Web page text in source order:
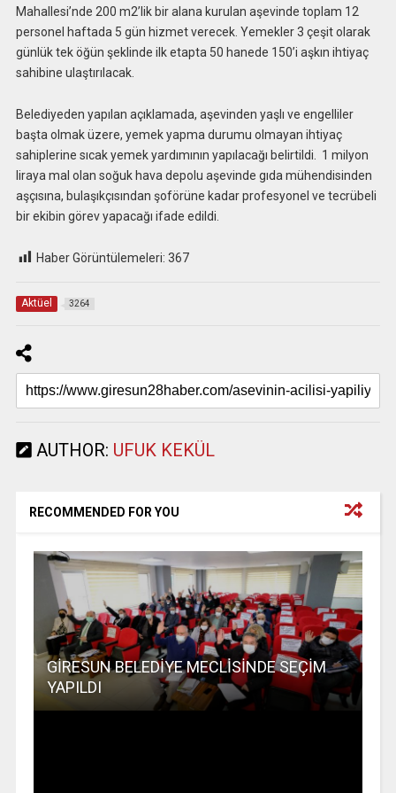
Mahallesi’nde 200 m2’lik bir alana kurulan aşevinde toplam 12
personel haftada 5 gün hizmet verecek. Yemekler 3 çeşit olarak
günlük tek öğün şeklinde ilk etapta 50 hanede 150’i aşkın ihtiyaç
sahibine ulaştırılacak.
Belediyeden yapılan açıklamada, aşevinden yaşlı ve engelliler
başta olmak üzere, yemek yapma durumu olmayan ihtiyaç
sahiplerine sıcak yemek yardımının yapılacağı belirtildi. 1 milyon
liraya mal olan soğuk hava depolu aşevinde gıda mühendisinden
aşçısına, bulaşıkçısından şoförüne kadar profesyonel ve tecrübeli
bir ekibin görev yapacağı ifade edildi.
Haber Görüntülemeleri: 367
Aktüel 3264
AUTHOR: UFUK KEKÜL
RECOMMENDED FOR YOU
GİRESUN BELEDİYE MECLİSİNDE SEÇİM
YAPILDI